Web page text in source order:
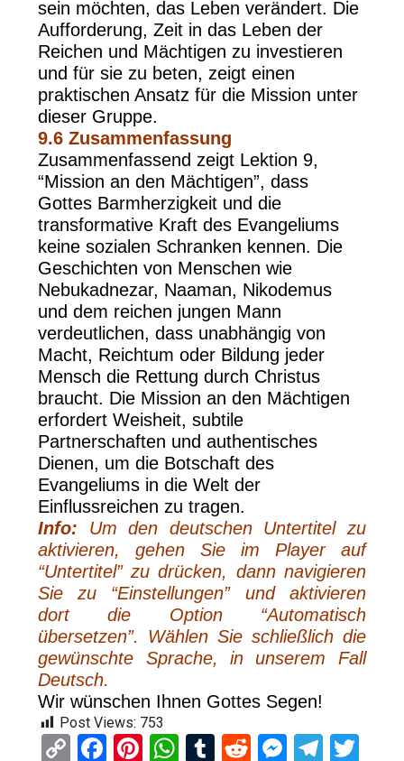
sein möchten, das Leben verändert. Die
Aufforderung, Zeit in das Leben der
Reichen und Mächtigen zu investieren
und für sie zu beten, zeigt einen
praktischen Ansatz für die Mission unter
dieser Gruppe.
9.6 Zusammenfassung
Zusammenfassend zeigt Lektion 9,
“Mission an den Mächtigen”, dass
Gottes Barmherzigkeit und die
transformative Kraft des Evangeliums
keine sozialen Schranken kennen. Die
Geschichten von Menschen wie
Nebukadnezar, Naaman, Nikodemus
und dem reichen jungen Mann
verdeutlichen, dass unabhängig von
Macht, Reichtum oder Bildung jeder
Mensch die Rettung durch Christus
braucht. Die Mission an den Mächtigen
erfordert Weisheit, subtile
Partnerschaften und authentisches
Dienen, um die Botschaft des
Evangeliums in die Welt der
Einflussreichen zu tragen.
Info: Um den deutschen Untertitel zu
aktivieren, gehen Sie im Player auf
“Untertitel” zu drücken, dann navigieren
Sie zu “Einstellungen” und aktivieren
dort die Option “Automatisch
übersetzen”. Wählen Sie schließlich die
gewünschte Sprache, in unserem Fall
Deutsch.
Wir wünschen Ihnen Gottes Segen!
Post Views: 753
C
F
Pi W T
R
M T